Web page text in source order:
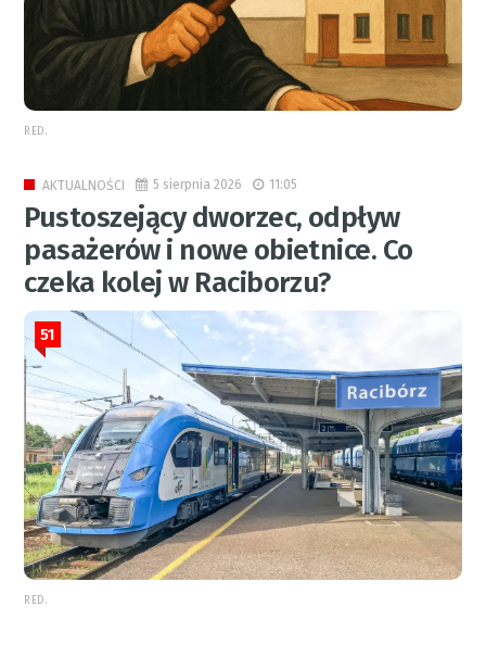
RED.
AKTUALNOŚCI 5 sierpnia 2026 11:05
Pustoszejący dworzec, odpływ
pasażerów i nowe obietnice. Co
czeka kolej w Raciborzu?
51
RED.